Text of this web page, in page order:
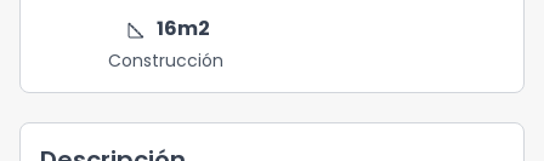
square_foot 16m2
Construcción